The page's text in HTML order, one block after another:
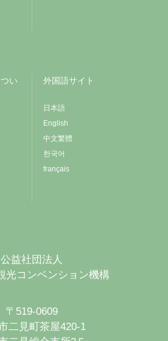
い
外国語サイト
日本語
English
中文繁體
한국어
français
公益社団法人
光コンベンション機構
〒519-0609
二見町茶屋420-1